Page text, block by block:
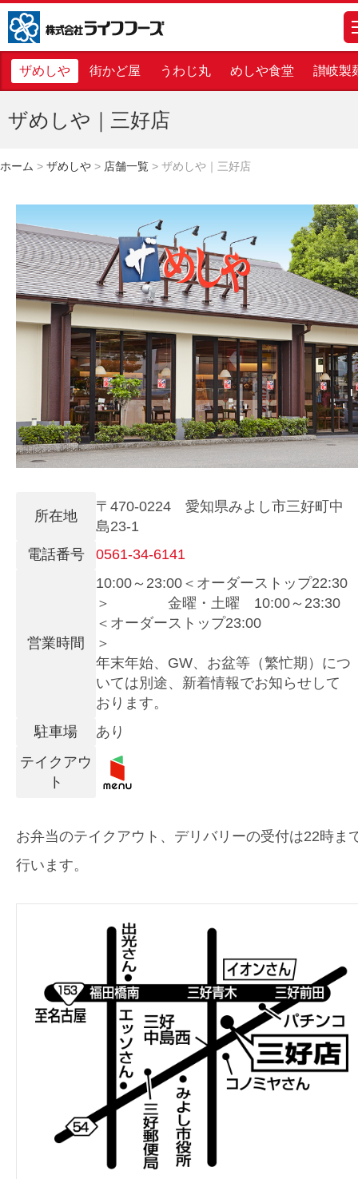
株式会社ライフフーズ
ザめしや 街かど屋 うわじ丸 めしや食堂 讃岐製
ザめしや｜三好店
ホーム > ザめしや > 店舗一覧 > ザめしや｜三好店
所在地
〒470-0224 愛知県みよし市三好町中
島23-1
電話番号
0561-34-6141
営業時間
10:00～23:00＜オーダーストップ22:30
＞ 金曜・土曜 10:00～23:30
＜オーダーストップ23:00
年末年始、GW、お盆等（繁忙期）につ
いては別途、新着情報でお知らせして
おります。
駐車場
あり
テイクアウ
ト
お弁当のテイクアウト、デリバリーの受付は22時ま
行います。